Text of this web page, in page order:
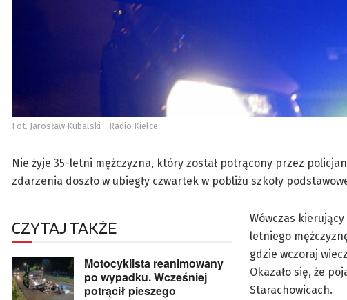
Fot. Jarosław Kubalski - Radio Kielce
Nie żyje 35-letni mężczyzna, który został potrącony przez
zdarzenia doszło w ubiegły czwartek w pobliżu szkoły
CZYTAJ TAKŻE
Motocyklista reanimowany
po wypadku. Wcześniej
potrącił pieszego
Wówczas
letniego
gdzie wczoraj
Okazało się, że
Starachowicach.